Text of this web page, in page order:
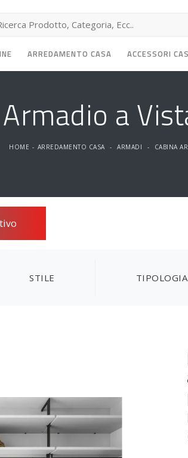
ARREDAMENTO CASA ACCESSORI
a
HOME - ARREDAMENTO CASA - ARMADI - CABINA
STILE TIPOLOGIA